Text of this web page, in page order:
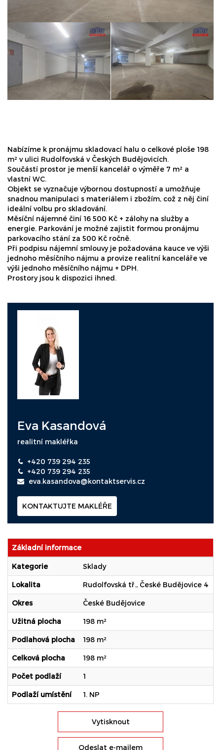
Nabízíme k pronájmu skladovací halu o celkové ploše 198
m² v ulici Rudolfovská v Českých Budějovicích.
Součástí prostor je menší kancelář o výměře 7 m² a
vlastní WC.
Objekt se vyznačuje výbornou dostupností a umožňuje
snadnou manipulaci s materiálem i zbožím, což z něj činí
ideální volbu pro skladování.
Měsíční nájemné činí 16 500 Kč + zálohy na služby a
energie. Parkování je možné zajistit formou pronájmu
parkovacího stání za 500 Kč ročně.
Při podpisu nájemní smlouvy je požadována kauce ve výši
jednoho měsíčního nájmu a provize realitní kanceláře ve
výši jednoho měsíčního nájmu + DPH.
Prostory jsou k dispozici ihned.
Eva Kasandová
realitní makléřka
+420 739 294 235
+420 739 294 235
eva.kasandova@kontaktservis.cz
KONTAKTUJTE MAKLÉŘE
Základní informace
Kategorie Sklady
Lokalita Rudolfovská tř., České Budějovice 4
Okres České Budějovice
Užitná plocha 198 m²
Podlahová plocha 198 m²
Celková plocha 198 m²
Počet podlaží 1
Podlaží umístění 1. NP
Vytisknout
Odeslat e-mailem